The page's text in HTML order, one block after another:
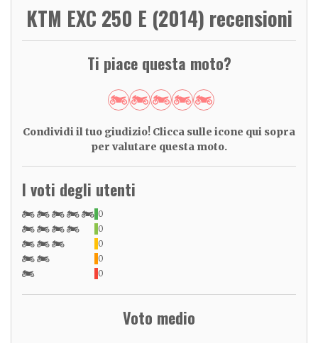
KTM EXC 250 E (2014) recensioni
Ti piace questa moto?
Condividi il tuo giudizio! Clicca sulle icone qui sopra
per valutare questa moto.
I voti degli utenti
0
0
0
0
0
Voto medio